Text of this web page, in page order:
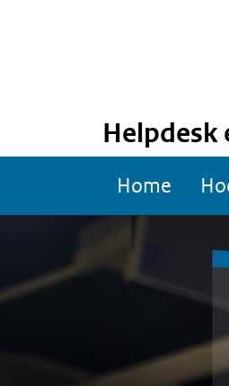
Helpdesk
naar
inhoud
gaan
naar
hoofdnavigatie
gaan
Main
navigation
Home